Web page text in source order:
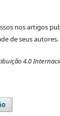
nos artigos
de seus autores.
4.0